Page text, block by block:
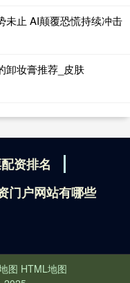
未止 AI颠覆恐慌持续冲击
卸妆膏推荐_皮肤
资排名
门户网站有哪些
图 HTML地图